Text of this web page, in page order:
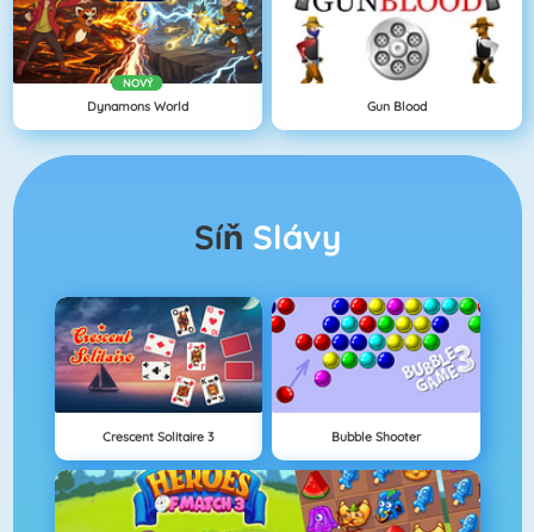
NOVÝ
Dynamons World Gun Blood
Síň Slávy
Crescent Solitaire 3 Bubble Shooter